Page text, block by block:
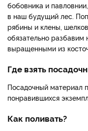
бобовника и
в наш будущий лес.
рябины и клены,
обязательно
выращенными из
Где взять
Посадочный материал
понравившихся
Как поливать?